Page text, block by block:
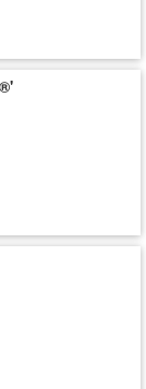
en
hoog